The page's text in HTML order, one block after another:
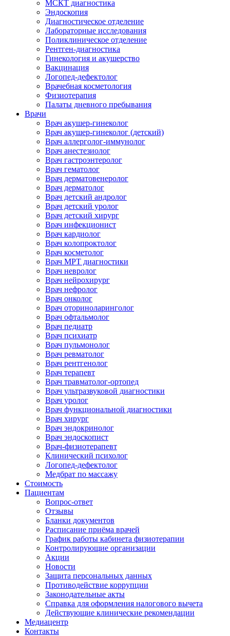
МСКТ диагностика
Эндоскопия
Диагностическое отделение
Лабораторные исследования
Поликлиническое отделение
Рентген-диагностика
Гинекология и акушерство
Вакцинация
Логопед-дефектолог
Врачебная косметология
Физиотерапия
Палаты дневного пребывания
Врачи
Врач акушер-гинеколог
Врач акушер-гинеколог (детский)
Врач аллерголог-иммунолог
Врач анестезиолог
Врач гастроэнтеролог
Врач гематолог
Врач дерматовенеролог
Врач дерматолог
Врач детский андролог
Врач детский уролог
Врач детский хирург
Врач инфекционист
Врач кардиолог
Врач колопроктолог
Врач косметолог
Врач МРТ диагностики
Врач невролог
Врач нейрохирург
Врач нефролог
Врач онколог
Врач оториноларинголог
Врач офтальмолог
Врач педиатр
Врач психиатр
Врач пульмонолог
Врач ревматолог
Врач рентгенолог
Врач терапевт
Врач травматолог-ортопед
Врач ультразвуковой диагностики
Врач уролог
Врач функциональной диагностики
Врач хирург
Врач эндокринолог
Врач эндоскопист
Врач-физиотерапевт
Клинический психолог
Логопед-дефектолог
Медбрат по массажу
Стоимость
Пациентам
Вопрос-ответ
Отзывы
Бланки документов
Расписание приёма врачей
График работы кабинета физиотерапии
Контролирующие организации
Акции
Новости
Защита персональных данных
Противодействие коррупции
Законодательные акты
Справка для оформления налогового вычета
Действующие клинические рекомендации
Медиацентр
Контакты